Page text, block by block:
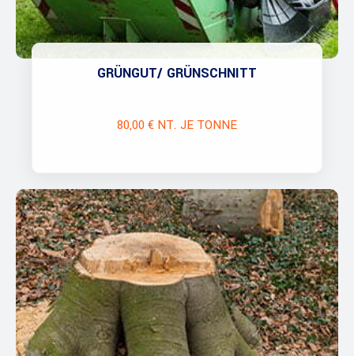
GRÜNGUT/ GRÜNSCHNITT
80,00 € NT. JE TONNE